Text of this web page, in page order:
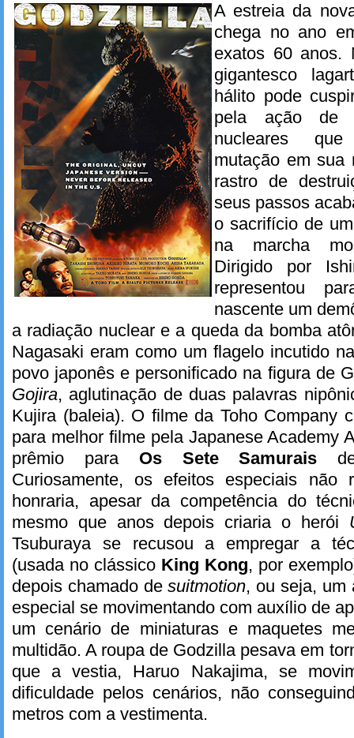
A estreia da
chega no ano
exatos 60 anos.
gigantesco
hálito pode
pela ação de
nucleares
mutação em sua
rastro de
seus passos
o sacrifício de
na marcha
Dirigido por
representou
nascente um
a radiação nuclear e a queda da bomba
Nagasaki eram como um flagelo incutido
povo japonês e personificado na figura de
Gojira, aglutinação de duas palavras
Kujira (baleia). O filme da Toho Company
para melhor filme pela Japanese Academy
prêmio para Os Sete Samurais
Curiosamente, os efeitos especiais não
honraria, apesar da competência do
mesmo que anos depois criaria o herói
Tsuburaya se recusou a empregar a
(usada no clássico King Kong, por
depois chamado desuitmotion, ou seja, um
especial se movimentando com auxílio de
um cenário de miniaturas e maquetes
multidão. A roupa de Godzilla pesava em
que a vestia, Haruo Nakajima, se
dificuldade pelos cenários, não
metros com a vestimenta.